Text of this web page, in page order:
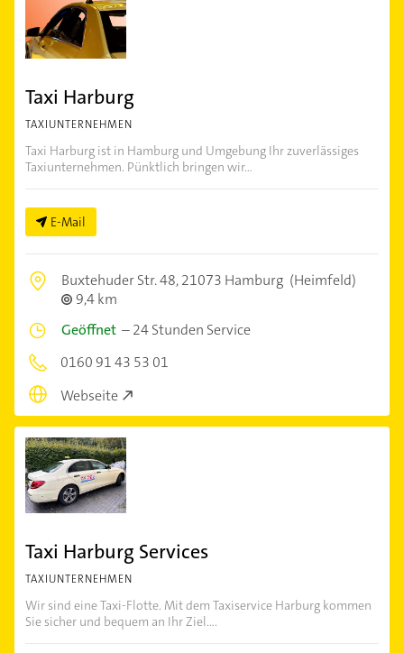
Taxi Harburg
TAXIUNTERNEHMEN
Taxi Harburg ist in Hamburg und Umgebung Ihr zuverlässiges
Taxiunternehmen. Pünktlich bringen wir...
E-Mail
Buxtehuder Str. 48,21073 Hamburg (Heimfeld)
9,4 km
Geöffnet –24 Stunden Service
0160 91 43 53 01
Webseite
Taxi Harburg Services
TAXIUNTERNEHMEN
Wir sind eine Taxi-Flotte. Mit dem Taxiservice Harburg kommen
Sie sicher und bequem an Ihr Ziel....